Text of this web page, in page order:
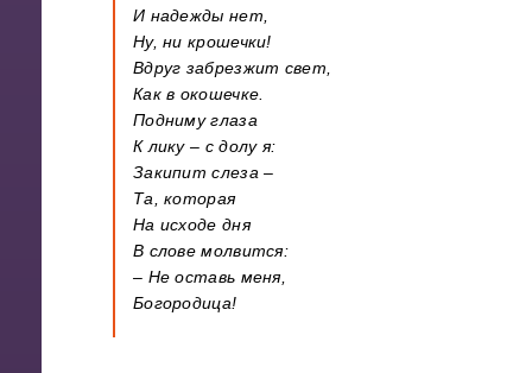
И надежды нет,
Ну, ни крошечки!
Вдруг забрезжит свет,
Как в окошечке.
Подниму глаза
К лику – с долу я:
Закипит слеза –
Та, которая
На исходе дня
В слове молвится:
– Не оставь меня,
Богородица!